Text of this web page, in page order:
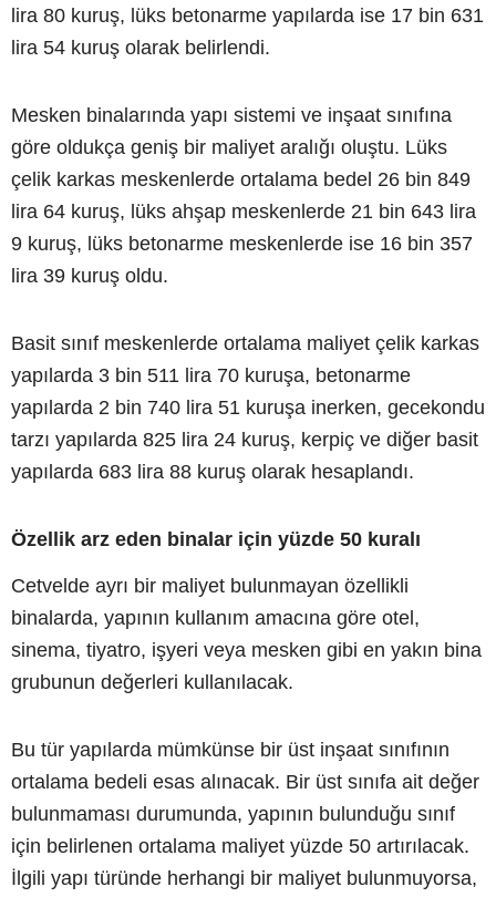
lira 80 kuruş, lüks betonarme yapılarda ise 17 bin 631
lira 54 kuruş olarak belirlendi.
Mesken binalarında yapı sistemi ve inşaat sınıfına
göre oldukça geniş bir maliyet aralığı oluştu. Lüks
çelik karkas meskenlerde ortalama bedel 26 bin 849
lira 64 kuruş, lüks ahşap meskenlerde 21 bin 643 lira
9 kuruş, lüks betonarme meskenlerde ise 16 bin 357
lira 39 kuruş oldu.
Basit sınıf meskenlerde ortalama maliyet çelik karkas
yapılarda 3 bin 511 lira 70 kuruşa, betonarme
yapılarda 2 bin 740 lira 51 kuruşa inerken, gecekondu
tarzı yapılarda 825 lira 24 kuruş, kerpiç ve diğer basit
yapılarda 683 lira 88 kuruş olarak hesaplandı.
Özellik arz eden binalar için yüzde 50 kuralı
Cetvelde ayrı bir maliyet bulunmayan özellikli
binalarda, yapının kullanım amacına göre otel,
sinema, tiyatro, işyeri veya mesken gibi en yakın bina
grubunun değerleri kullanılacak.
Bu tür yapılarda mümkünse bir üst inşaat sınıfının
ortalama bedeli esas alınacak. Bir üst sınıfa ait değer
bulunmaması durumunda, yapının bulunduğu sınıf
için belirlenen ortalama maliyet yüzde 50 artırılacak.
İlgili yapı türünde herhangi bir maliyet bulunmuyorsa,